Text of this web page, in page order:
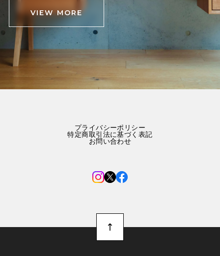
VIEW MORE
プライバシーポリシー
特定商取引法に基づく表記
お問い合わせ